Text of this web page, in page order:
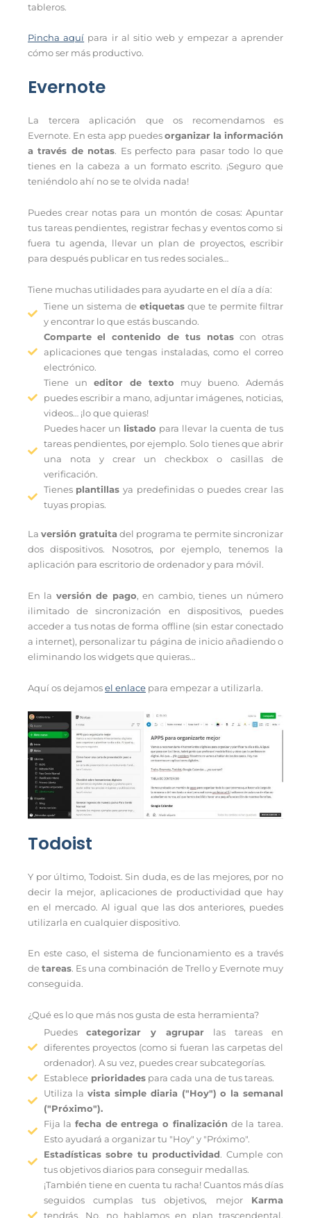
tableros.
Pincha aquí para ir al sitio web y empezar a aprender
cómo ser más productivo.
Evernote
La tercera aplicación que os recomendamos es
Evernote. En esta app puedesorganizar la información
a través de notas. Es perfecto para pasar todo lo que
tienes en la cabeza a un formato escrito. ¡Seguro que
teniéndolo ahí no se te olvida nada!
Puedes crear notas para un montón de cosas: Apuntar
tus tareas pendientes, registrar fechas y eventos como si
fuera tu agenda, llevar un plan de proyectos, escribir
para después publicar en tus redes sociales…
Tiene muchas utilidades para ayudarte en el día a día:
Tiene un sistema de etiquetasque te permite filtrar
y encontrar lo que estás buscando.
Comparte el contenido de tus notas con otras
aplicaciones que tengas instaladas, como el correo
electrónico.
Tiene un editor de texto muy bueno. Además
puedes escribir a mano, adjuntar imágenes, noticias,
videos… ¡lo que quieras!
Puedes hacer un listado para llevar la cuenta de tus
tareas pendientes, por ejemplo. Solo tienes que abrir
una nota y crear un checkbox o casillas de
verificación.
Tienes plantillas ya predefinidas o puedes crear las
tuyas propias.
La versión gratuita del programa te permite sincronizar
dos dispositivos. Nosotros, por ejemplo, tenemos la
aplicación para escritorio de ordenador y para móvil.
En la versión de pago, en cambio, tienes un número
ilimitado de sincronización en dispositivos, puedes
acceder a tus notas de forma offline (sin estar conectado
a internet), personalizar tu página de inicio añadiendo o
eliminando los widgets que quieras…
Aquí os dejamosel enlace para empezar a utilizarla.
Todoist
Y por último, Todoist. Sin duda, es de las mejores, por no
decir la mejor, aplicaciones de productividad que hay
en el mercado. Al igual que las dos anteriores, puedes
utilizarla en cualquier dispositivo.
En este caso, el sistema de funcionamiento es a través
detareas. Es una combinación de Trello y Evernote muy
conseguida.
¿Qué es lo que más nos gusta de esta herramienta?
Puedescategorizar y agrupar las tareas en
diferentes proyectos (como si fueran las carpetas del
ordenador). A su vez, puedes crear subcategorías.
Estableceprioridadespara cada una de tus tareas.
Utiliza lavista simple diaria ("Hoy") o la semanal
("Próximo").
Fija la fecha de entrega o finalización de la tarea.
Esto ayudará a organizar tu "Hoy" y "Próximo".
Estadísticas sobre tu productividad. Cumple con
tus objetivos diarios para conseguir medallas.
¡También tiene en cuenta tu racha! Cuantos más días
seguidos cumplas tus objetivos, mejor Karma
tendrás. No, no hablamos en plan trascendental,